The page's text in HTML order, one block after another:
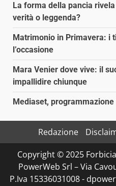
La forma della pancia
verità o leggenda?
Matrimonio in Primavera: i
l’occasione
Mara Venier dove vive: il
impallidire chiunque
Mediaset,
Redazione
Copyright © 2025
PowerWeb Srl – Via
P.Iva 15336031008 -